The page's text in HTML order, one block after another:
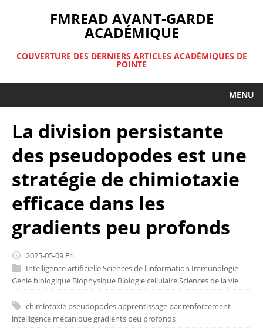
FMREAD AVANT-GARDE
ACADÉMIQUE
COUVERTURE DES DERNIERS ARTICLES ACADÉMIQUES DE
POINTE
MENU
La division persistante
des pseudopodes est une
stratégie de chimiotaxie
efficace dans les
gradients peu profonds
2025-05-09 Fri
Intelligence artificielle Sciences de l'information Immunologie
Génie biologique Biophysique Biologie cellulaire Sciences de la vie
chimiotaxie pseudopodesapprentissage par renforcement
intelligence mécanique gradients peu profonds